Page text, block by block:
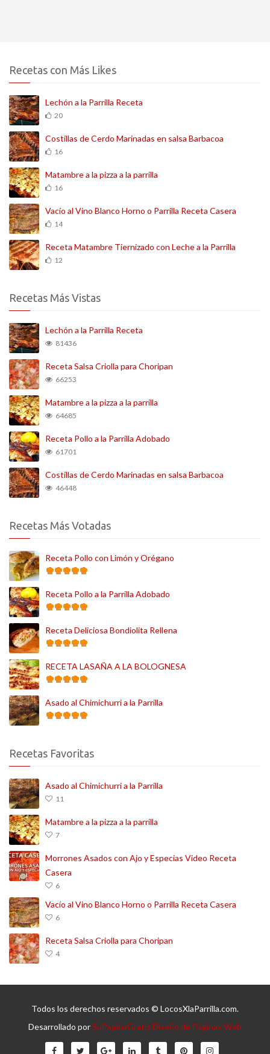
Recetas con Más Likes
Lechón a la Parrilla Receta
20
Costillas de Cerdo Marinadas en salsa Barbacoa
16
Matambre a la pizza a la parrilla
16
Vacío al Vino Blanco Horno o Parrilla Receta Casera
14
Receta Matambre Tiernizado con Leche a la Parrilla
12
Recetas Más Vistas
Lechón a la Parrilla Receta
81436
Receta Salsa Criolla para Choripan
66253
Matambre a la pizza a la parrilla
64685
Receta Pollo a la Parrilla Adobado
61701
Costillas de Cerdo Marinadas en salsa Barbacoa
46448
Recetas Más Votadas
Receta Pollo con Limón y Orégano
Receta Pollo a la Parrilla Adobado
Receta Deliciosa Bondiolita Rellena
RECETA LASAÑA A LA BOLOGNESA
Asado al Chimichurri a la Parrilla
Recetas Favoritas
Asado al Chimichurri a la Parrilla
11
Matambre a la pizza a la parrilla
7
Morrones Asados con Ajo y Especias Video Receta
Casera
6
Vacío al Vino Blanco Horno o Parrilla Receta Casera
6
Receta Salsa Criolla para Choripan
4
Todos los derechos reservados © LocosXlaParrilla.com.
Desarrollado porSuPaginaGratis Diseño de Páginas Web